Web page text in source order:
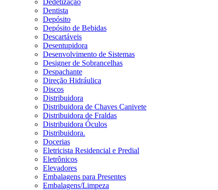
Dedetização
Dentista
Depósito
Depósito de Bebidas
Descartáveis
Desentupidora
Desenvolvimento de Sistemas
Designer de Sobrancelhas
Despachante
Direção Hidráulica
Discos
Distribuidora
Distribuidora de Chaves Canivete
Distribuidora de Fraldas
Distribuidora Óculos
Distribuidora.
Docerias
Eletricista Residencial e Predial
Eletrônicos
Elevadores
Embalagens para Presentes
Embalagens/Limpeza